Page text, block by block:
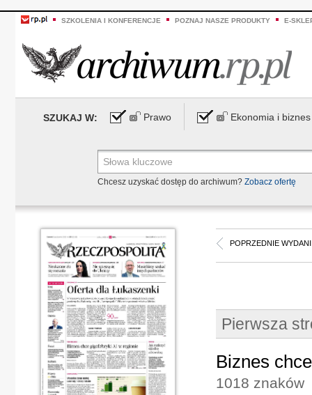
SZKOLENIA I KONFERENCJE POZNAJ NASZE PRODUKTY E-
SZUKAJ W: Prawo Ekonomia i biznes
Chcesz uzyskać dostęp do archiwum? Zobacz ofertę
POPRZEDNIE
Pierwsza
Biznes
1018 znaków